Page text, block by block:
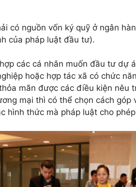
có nguồn vốn ký quỹ ở ngân
của pháp luật đầu tư).
các cá nhân muốn đầu tư dự
hoặc hợp tác xã có chức
mãn được các điều kiện nêu
mại thì có thể chọn cách góp
hình thức mà pháp luật cho